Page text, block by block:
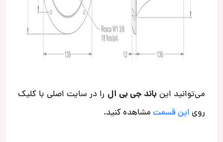
می‌توانید اینباند جی بی ال را در سایت اصلی با کلیک
رویاین قسمت مشاهده کنید.